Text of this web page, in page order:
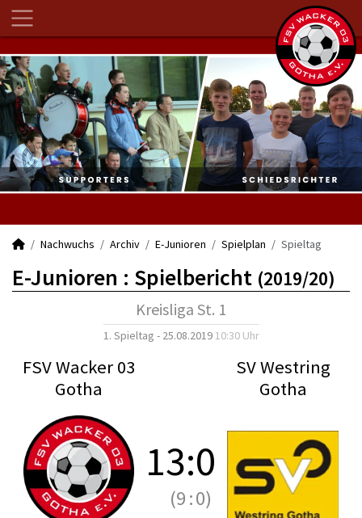
Nachwuchs Archiv E-Junioren Spielplan Spieltag
E-Junioren : Spielbericht (2019/20)
Kreisliga St. 1
1. Spieltag - 25.08.2019 10:30 Uhr
FSV Wacker 03
Gotha
SV Westring
Gotha
13:0
(9:0)